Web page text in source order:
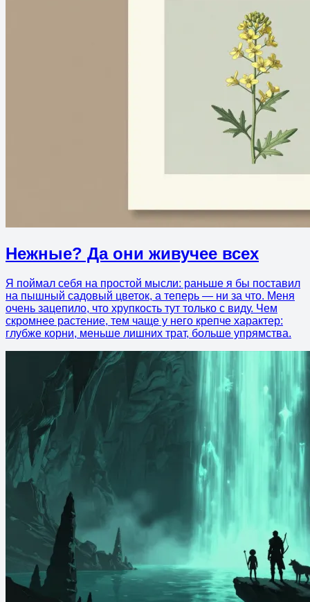
Нежные? Да они живучее всех
Я поймал себя на простой мысли: раньше я бы поставил
на пышный садовый цветок, а теперь — ни за что. Меня
очень зацепило, что хрупкость тут только с виду. Чем
скромнее растение, тем чаще у него крепче характер:
глубже корни, меньше лишних трат, больше упрямства.